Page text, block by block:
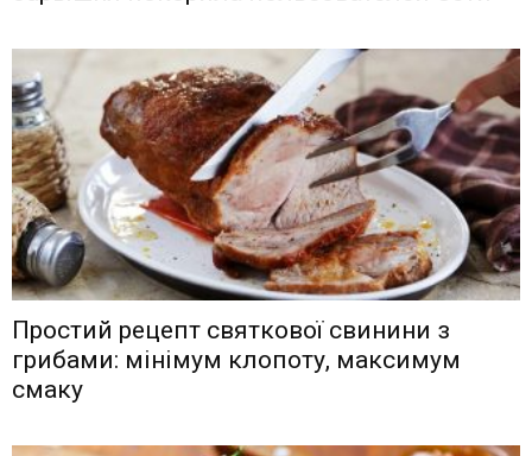
Простий рецепт святкової свинини з
грибами: мінімум клопоту, максимум
смаку